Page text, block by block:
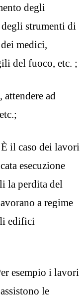
degli
strumenti di
medici,
del fuoco, etc. ;
attendere ad
il caso dei lavori
esecuzione
la perdita del
a regime
edifici
esempio i lavori
le